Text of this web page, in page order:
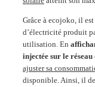
Grâce à ecojoko, il
d’électricité produit
utilisation. En
injectée sur le réseau
ajuster sa
disponible. Ainsi, il